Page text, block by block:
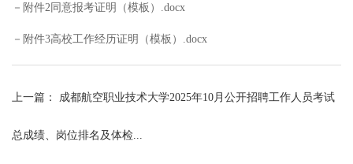
附件2同意报考证明（模板）.docx
附件3高校工作经历证明（模板）.docx
上一篇： 成都航空职业技术大学2025年10月公开招聘工作人员考试
总成绩、岗位排名及体检...